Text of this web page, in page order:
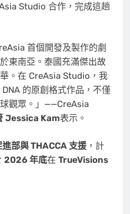
Studio 合作，完成這趟
首個開發及製作的劇
東南亞。泰國充滿傑出故
。在 CreAsia Studio，我
的原創格式作品，不僅
觀眾。」——CreAsia
Jessica Kam表示。
部與 THACCA 支援 ，計
2026 年底在 TrueVisions